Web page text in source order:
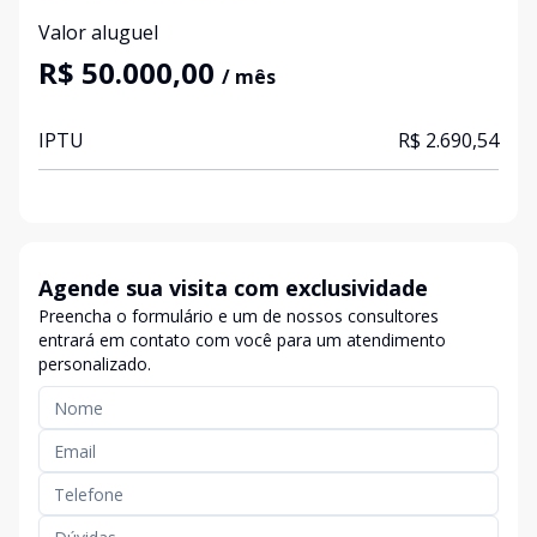
Valor aluguel
R$ 50.000,00 / mês
IPTU R$ 2.690,54
Agende sua visita com exclusividade
Preencha o formulário e um de nossos consultores
entrará em contato com você para um atendimento
personalizado.